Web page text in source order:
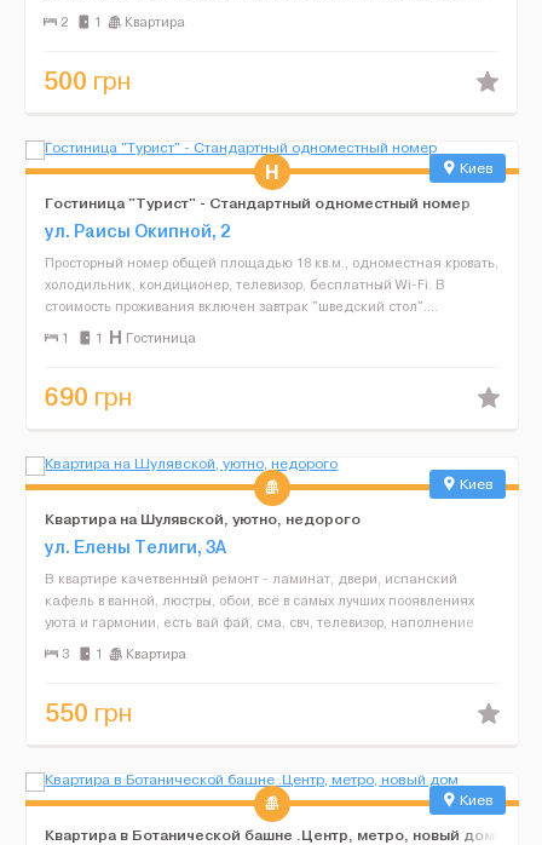
набережная, сквер Стрелка. Отличная транспортн...
2 1 Квартира
500 грн
Киев
Гостиница "Турист" - Стандартный одноместный номер
ул. Раисы Окипной, 2
Просторный номер общей площадью 18 кв.м., одноместная кровать,
холодильник, кондиционер, телевизор, бесплатный Wi-Fi. В
стоимость проживания включен завтрак "шведский стол"....
1
1 Гостиница
690 грн
Киев
Квартира на Шулявской, уютно, недорого
ул. Елены Телиги, 3А
В квартире качетвенный ремонт - ламинат, двери, испанский
кафель в ванной, люстры, обои, всё в самых лучших пооявлениях
уюта и гармонии, есть вай фай, сма, свч, телевизор, наполнение
всевозможной посудой. Расположение: между...
3 1 Квартира
550 грн
Киев
Квартира в Ботанической башне .Центр, метро, новый дом